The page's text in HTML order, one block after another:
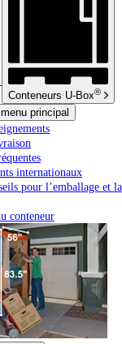
Conteneurs U-Box®
principal
internationaux
pour l’emballage et
conteneur